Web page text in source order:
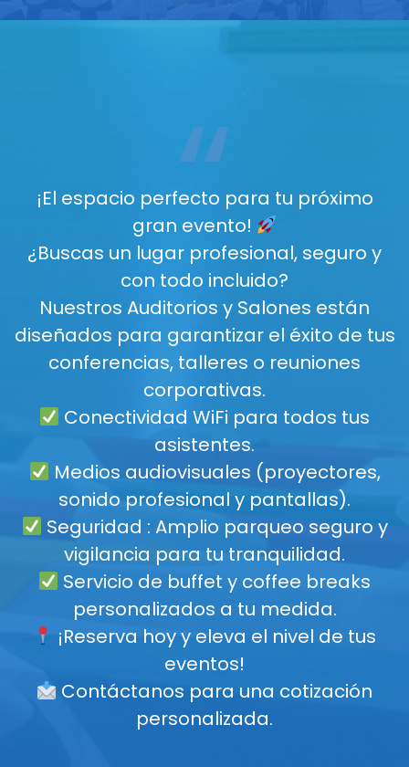
“
¡El espacio perfecto para tu próximo
gran evento!
¿Buscas un lugar profesional, seguro y
con todo incluido?
Nuestros Auditorios y Salones están
diseñados para garantizar el éxito de tus
conferencias, talleres o reuniones
corporativas.
Conectividad WiFi para todos tus
asistentes.
Medios audiovisuales (proyectores,
sonido profesional y pantallas).
Seguridad : Amplio parqueo seguro y
vigilancia para tu tranquilidad.
Servicio de buffet y coffee breaks
personalizados a tu medida.
¡Reserva hoy y eleva el nivel de tus
eventos!
Contáctanos para una cotización
personalizada.